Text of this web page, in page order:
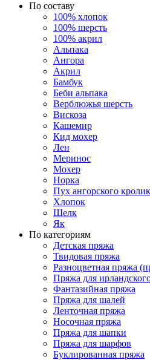
По составу
100% хлопок
100% шерсть
100% акрил
Альпака
Ангора
Акрил
Бамбук
Беби альпака
Верблюжья шерсть
Вискоза
Кашемир
Кид мохер
Лен
Меринос
Мохер
Норка
Пух ангорского
Хлопок
Шелк
Як
По категориям
Детская пряжа
Твидовая пряжа
Разноцветная пряжа
Пряжа для
Фантазийная пряжа
Пряжа для шалей
Ленточная пряжа
Носочная пряжа
Пряжа для шапки
Пряжа для шарфов
Буклированная пряжа